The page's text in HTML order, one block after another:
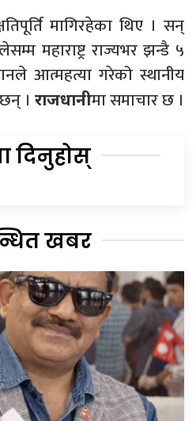
मागिरहेका थिए । सन्
महाराष्ट्र राज्यभर झन्डै ५
आत्महत्या गरेको स्थानीय
। राजधानीमा समाचार छ ।
दिनुहोस्
खबर